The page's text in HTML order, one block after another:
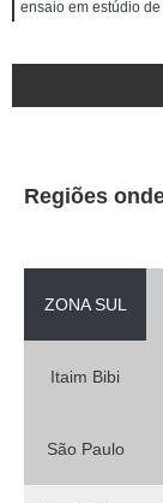
ensaio em estúdio
Regiões
ZONA SUL
Itaim Bibi
São Paulo